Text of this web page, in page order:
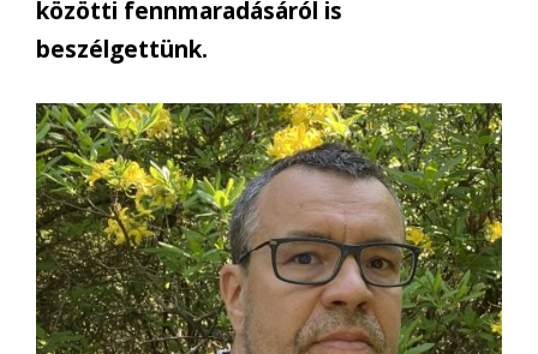
közötti fennmaradásáról is
beszélgettünk.